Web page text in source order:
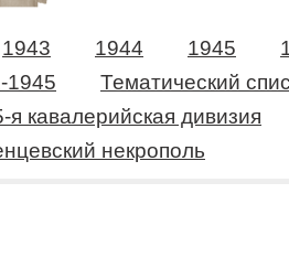
1943 1944 1945
1945
Тематический
я кавалерийская дивизия
некрополь